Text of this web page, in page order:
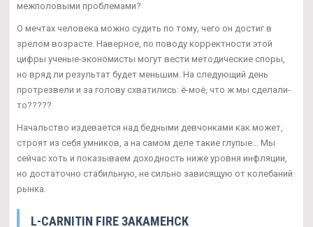
межполовыми проблемами?
О мечтах человека можно судить по тому, чего он достиг в
зрелом возрасте. Наверное, по поводу корректности этой
цифры ученые-экономисты могут вести методические споры,
но вряд ли результат будет меньшим. На следующий день
протрезвели и за голову схватились: ё-моё, что ж мы сделали-
то?????
Начальство издевается над бедными девчонками как может,
строят из себя умников, а на самом деле такие глупые... Мы
сейчас хоть и показываем доходность ниже уровня инфляции,
но достаточно стабильную, не сильно зависящую от колебаний
рынка.
L-CARNITIN FIRE ЗАКАМЕНСК